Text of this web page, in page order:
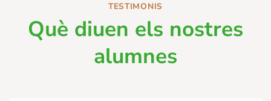
TESTIMONIS
Què diuen els nostres
alumnes